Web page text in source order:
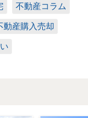
不動産コラム
動産購入売却